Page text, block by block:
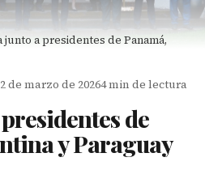
junto a presidentes de Panamá,
de marzo de 20264 min de lectura
de
y Paraguay